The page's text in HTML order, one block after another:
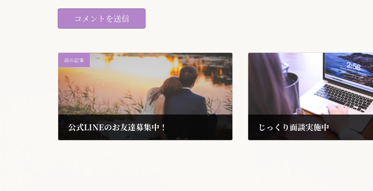
前の記事
公式LINEのお友達募集中！ じっくり面談実施中